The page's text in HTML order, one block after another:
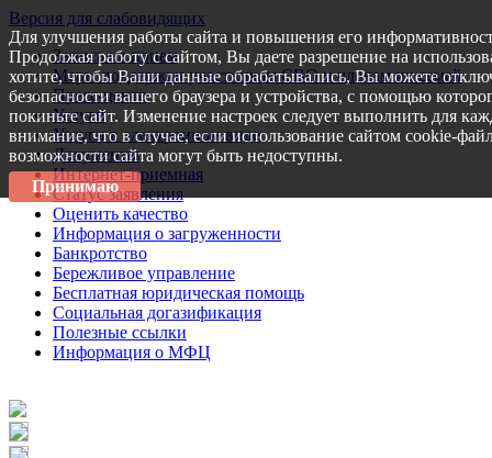
Версия для слабовидящих
Запись на прием
Меры поддержки участникам СВО и членам их семей
Пресс-центр
Услуги
Услуги в электронном виде
Документы
Интернет-приемная
Статус заявления
Оценить качество
Информация о загруженности
Банкротство
Бережливое управление
Бесплатная юридическая помощь
Социальная догазификация
Полезные ссылки
Информация о МФЦ
Для улучшения работы сайта и повышения его
Продолжая работу с сайтом, Вы даете разрешение на
хотите, чтобы Ваши данные обрабатывались, Вы можете
безопасности вашего браузера и устройства, с помощью
покиньте сайт. Изменение настроек следует выполнить для
внимание, что в случае, если использование сайтом cookie-
возможности сайта могут быть недоступны.
Принимаю